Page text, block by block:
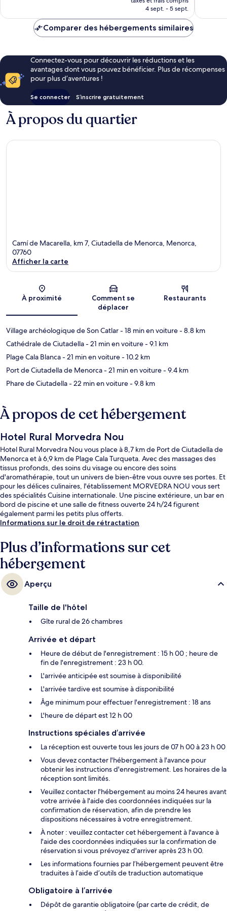
prix
de
4 sept. - 5 sept.
Comparer des hébergements similaires
Connectez-vous pour découvrir les réductions et les
avantages dont vous pouvez bénéficier. Plus de récompenses
pour plus d’aventures !
Se connecter S’inscrire gratuitement
À propos du quartier
Camí de Macarella, km 7, Ciutadella de Menorca, Menorca,
07760
Afficher la carte
À proximité
Comment se
déplacer
Restaurants
Village archéologique de Son Catlar- 18 min en voiture- 8.8 km
Cathédrale de Ciutadella- 21 min en voiture- 9.1 km
Plage Cala Blanca- 21 min en voiture- 10.2 km
Port de Ciutadella de Menorca- 21 min en voiture- 9.4 km
Phare de Ciutadella- 22 min en voiture- 9.8 km
À propos de cet hébergement
Hotel Rural Morvedra Nou
Hotel Rural Morvedra Nou vous place à 8,7 km de Port de Ciutadella de
Menorca et à 6,9 km de Plage Cala Turqueta. Avec des massages des
tissus profonds, des soins du visage ou encore des soins
d'aromathérapie, tout un univers de bien-être vous ouvre ses portes. Et
pour les délices culinaires, l'établissement MORVEDRA NOU vous sert
des spécialités Cuisine internationale. Une piscine extérieure, un bar en
bord de piscine et une salle de fitness ouverte 24 h/24 figurent
également parmi les petits plus offerts.
Informations sur le droit de rétractation
Plus d’informations sur cet
hébergement
Aperçu
Taille de l'hôtel
Gîte rural de 26 chambres
Arrivée et départ
Heure de début de l'enregistrement : 15 h 00 ; heure de
fin de l'enregistrement : 23 h 00.
L'arrivée anticipée est soumise à disponibilité
L'arrivée tardive est soumise à disponibilité
Âge minimum pour effectuer l'enregistrement : 18 ans
L'heure de départ est 12 h 00
Instructions spéciales d’arrivée
La réception est ouverte tous les jours de 07 h 00 à 23 h 00
Vous devez contacter l'hébergement à l'avance pour
obtenir les instructions d'enregistrement. Les horaires de la
réception sont limités.
Veuillez contacter l'hébergement au moins 24 heures avant
votre arrivée à l'aide des coordonnées indiquées sur la
confirmation de réservation, afin de prendre les
dispositions nécessaires à votre enregistrement.
À noter : veuillez contacter cet hébergement à l'avance à
l'aide des coordonnées indiquées sur la confirmation de
réservation si vous prévoyez d'arriver après 23 h 00.
Les informations fournies par l’hébergement peuvent être
traduites à l’aide d’outils de traduction automatique
Obligatoire à l’arrivée
Dépôt de garantie obligatoire (par carte de crédit, de